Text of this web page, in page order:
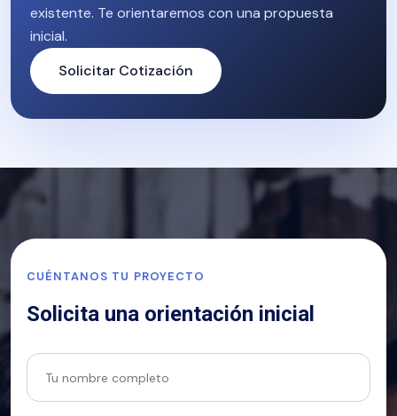
existente. Te orientaremos con una propuesta
inicial.
Solicitar Cotización
CUÉNTANOS TU PROYECTO
Solicita una orientación inicial